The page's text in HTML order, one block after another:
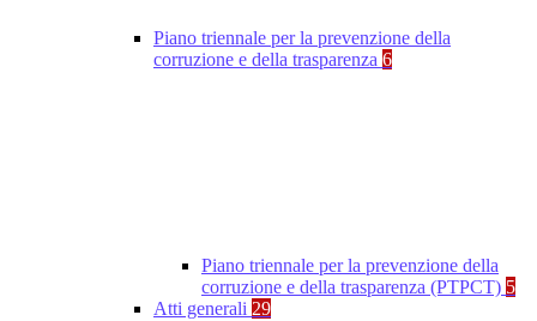
Piano triennale per la prevenzione della
corruzione e della trasparenza 6
Piano triennale per la prevenzione della
corruzione e della trasparenza (PTPCT) 5
Atti generali 29